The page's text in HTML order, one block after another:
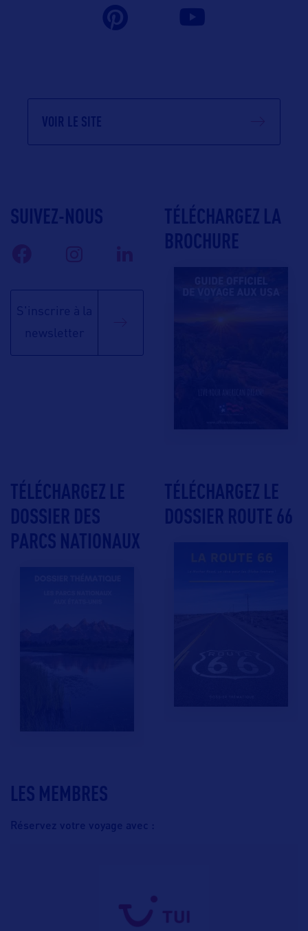
VOIR LE SITE
LES MEMBRES
Réservez votre voyage avec :
SUIVEZ-NOUS
S'inscrire à la
newsletter
TÉLÉCHARGEZ LA
BROCHURE
TÉLÉCHARGEZ LE
DOSSIER DES
PARCS NATIONAUX
TÉLÉCHARGEZ LE
DOSSIER ROUTE 66